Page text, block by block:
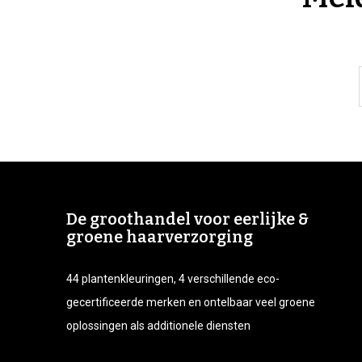
De groothandel voor eerlijke &
groene haarverzorging
44 plantenkleuringen, 4 verschillende eco-
gecertificeerde merken en ontelbaar veel groene
oplossingen als additionele diensten